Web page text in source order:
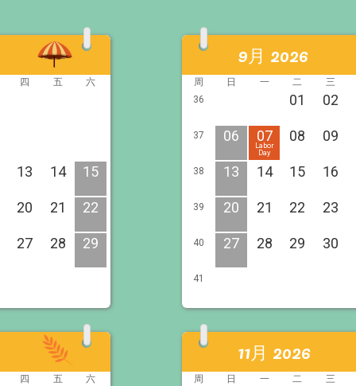
四 五 六
13 14 15
20 21 22
27 28 29
9月 2026
周 日 一 二
三
36
01 02
37 06 07
Labor
Day
08 09
38 13 14 15 16
39 20 21 22 23
40 27 28 29 30
41
四 五 六
11月 2026
周 日 一 二
三